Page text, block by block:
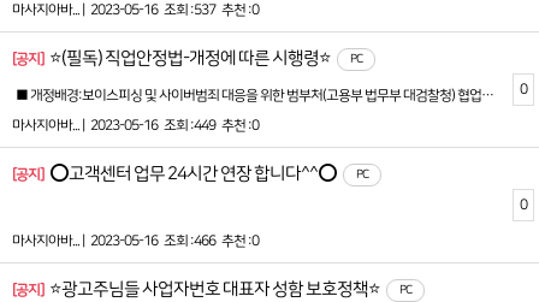
마사지아바... | 2023-05-16 조회 :537 추천 :0
[공지] ⭐(필독) 직업안정법-개정에 따른 시행령⭐ PC
■ 개정배경:보이스피싱 및 사이버범죄 대응을 위한 범부처(고용부 법무부 대검찰청) 협업을 통해 구직자를 보호하기 위하여 직업정보제공사업자는 구인광고 게재시 사업자등록증의 서류를 제출받아야 합니다. ■ 개정내용:직업안정법 시행령 제28조1.구인자의 업체명, 성명 또는사업자등록증 등을 확인할 수 없거나 구인자의 연락처가 사서함등으로 표시되어 구인자의 신원 또는 정보가 확실하지 않은 구인광고를 게재하지 않을것■ 개정에 따른 준수:직업안정법 시행령 개정에 따라 사업자등록증 첨부는 필수항목으로 지정되었습니다.(사업자등록증의 필수 기재항목: 사업자등록번호, 대표자명, 개업연월일, 사업장명, 소재지)※ 필수항목을 마킹하거나 확인이 안되는경우 반려처리 됩니다.■ 시행일: 2023년 3월 28일 부터 시행 ■ 직업안정법 개정준수를 위한 사이트-운영정책:신규회원:폐업 및 휴업상태의 사업자 이거나 사업자등록증이 첨부되지 않은 신규회원은 구인광고를 등록이 불가합니다.기존회원:사업자인증이 승인되었다 하더라도 사업자등록증이 첨부되지 않았으면 사업자미인증으로 간주되어 구인광고를 등록(연장)할수 없습니다.
마사지아바... |
2023-05-16 조회 :449 추천 :0
0
[공지] ⭕고객센터 업무 24시간 연장 합니다^^⭕ PC
마사지아바... | 2023-05-16 조회 :466 추천 :0
0
[공지] ⭐광고주님들 사업자번호 대표자 성함 보호정책⭐ PC